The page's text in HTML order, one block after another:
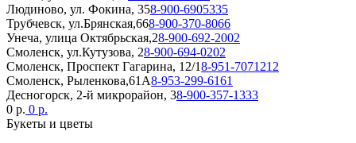
Людиново, ул. Фокина, 358-900-6905335
Трубчевск, ул.Брянская,668-900-370-8066
Унеча, улица Октябрьская,28-900-692-2002
Смоленск, ул.Кутузова, 28-900-694-0202
Смоленск, Проспект Гагарина, 12/18-951-7071212
Смоленск, Рыленкова,61А8-953-299-6161
Десногорск, 2-й микрорайон, 38-900-357-1333
0 р. 0 р.
Букеты и цветы